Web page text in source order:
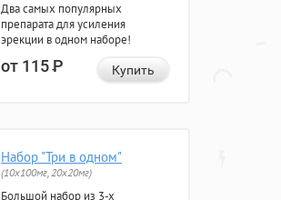
Два самых популярных
препарата для усиления
эрекции в одном наборе!
от 115Р Купить
Набор "Три в одном"
(10x100мг, 20x20мг)
Большой набор из 3-х